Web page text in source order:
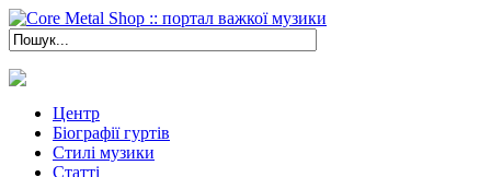
Центр
Біографії гуртів
Стилі музики
Статті